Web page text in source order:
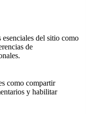
del sitio como
de
como compartir
y habilitar